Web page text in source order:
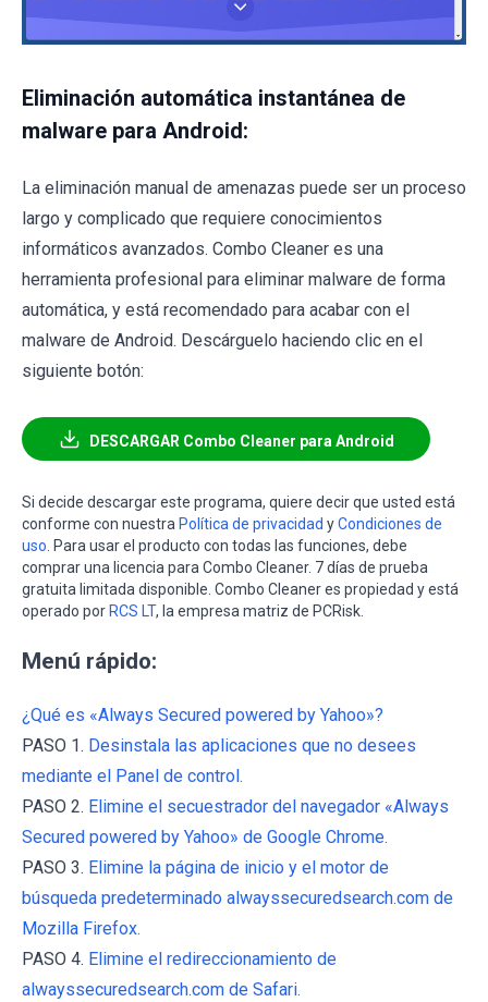
Eliminación automática instantánea de
malware para Android:
La eliminación manual de amenazas puede ser un proceso
largo y complicado que requiere conocimientos
informáticos avanzados. Combo Cleaner es una
herramienta profesional para eliminar malware de forma
automática, y está recomendado para acabar con el
malware de Android. Descárguelo haciendo clic en el
siguiente botón:
DESCARGAR Combo Cleaner para Android
Si decide descargar este programa, quiere decir que usted está
conforme con nuestra Política de privacidad yCondiciones de
uso . Para usar el producto con todas las funciones, debe
comprar una licencia para Combo Cleaner. 7 días de prueba
gratuita limitada disponible. Combo Cleaner es propiedad y está
operado por RCS LT, la empresa matriz de PCRisk.
Menú rápido:
¿Qué es «Always Secured powered by Yahoo»?
PASO 1. Desinstala las aplicaciones que no desees
mediante el Panel de control.
PASO 2. Elimine el secuestrador del navegador «Always
Secured powered by Yahoo» de Google Chrome.
PASO 3. Elimine la página de inicio y el motor de
búsqueda predeterminado alwayssecuredsearch.com de
Mozilla Firefox.
PASO 4. Elimine el redireccionamiento de
alwayssecuredsearch.com de Safari.